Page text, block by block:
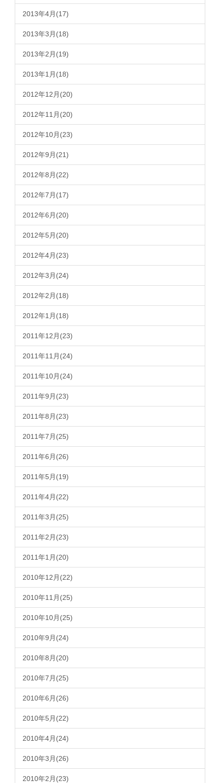
2013年4月(17)
2013年3月(18)
2013年2月(19)
2013年1月(18)
2012年12月(20)
2012年11月(20)
2012年10月(23)
2012年9月(21)
2012年8月(22)
2012年7月(17)
2012年6月(20)
2012年5月(20)
2012年4月(23)
2012年3月(24)
2012年2月(18)
2012年1月(18)
2011年12月(23)
2011年11月(24)
2011年10月(24)
2011年9月(23)
2011年8月(23)
2011年7月(25)
2011年6月(26)
2011年5月(19)
2011年4月(22)
2011年3月(25)
2011年2月(23)
2011年1月(20)
2010年12月(22)
2010年11月(25)
2010年10月(25)
2010年9月(24)
2010年8月(20)
2010年7月(25)
2010年6月(26)
2010年5月(22)
2010年4月(24)
2010年3月(26)
2010年2月(23)